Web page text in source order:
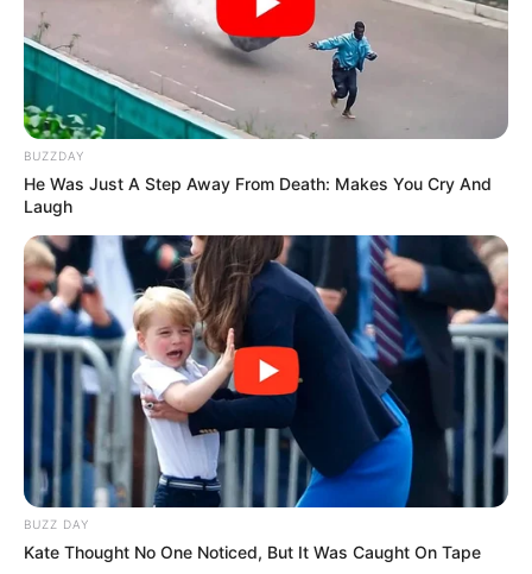
BUZZDAY
He Was Just A Step Away From Death: Makes You Cry And
Laugh
BUZZ DAY
Kate Thought No One Noticed, But It Was Caught On Tape